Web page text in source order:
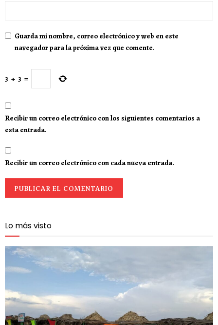
Guarda mi nombre, correo electrónico y web en este
navegador para la próxima vez que comente.
3 + 3 =
Recibir un correo electrónico con los siguientes comentarios a
esta entrada.
Recibir un correo electrónico con cada nueva entrada.
Lo más visto